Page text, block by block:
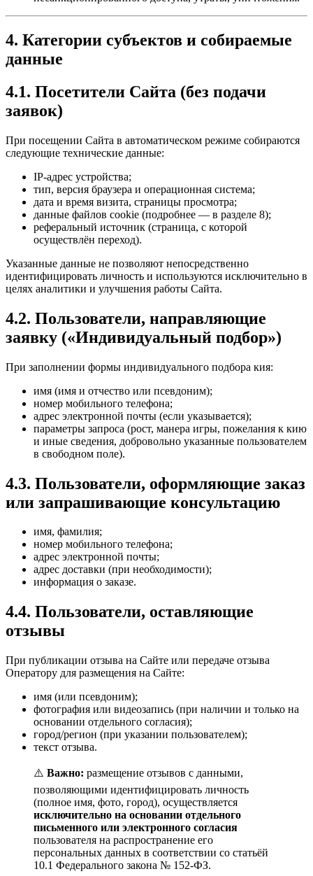
4. Категории субъектов и собираемые
данные
4.1. Посетители Сайта (без подачи
заявок)
При посещении Сайта в автоматическом режиме собираются
следующие технические данные:
IP-адрес устройства;
тип, версия браузера и операционная система;
дата и время визита, страницы просмотра;
данные файлов cookie (подробнее — в разделе 8);
реферальный источник (страница, с которой
осуществлён переход).
Указанные данные не позволяют непосредственно
идентифицировать личность и используются исключительно в
целях аналитики и улучшения работы Сайта.
4.2. Пользователи, направляющие
заявку («Индивидуальный подбор»)
При заполнении формы индивидуального подбора кия:
имя (имя и отчество или псевдоним);
номер мобильного телефона;
адрес электронной почты (если указывается);
параметры запроса (рост, манера игры, пожелания к кию
и иные сведения, добровольно указанные пользователем
в свободном поле).
4.3. Пользователи, оформляющие заказ
или запрашивающие консультацию
имя, фамилия;
номер мобильного телефона;
адрес электронной почты;
адрес доставки (при необходимости);
информация о заказе.
4.4. Пользователи, оставляющие
отзывы
При публикации отзыва на Сайте или передаче отзыва
Оператору для размещения на Сайте:
имя (или псевдоним);
фотография или видеозапись (при наличии и только на
основании отдельного согласия);
город/регион (при указании пользователем);
текст отзыва.
⚠️ Важно: размещение отзывов с данными,
позволяющими идентифицировать личность
(полное имя, фото, город), осуществляется
исключительно на основании отдельного
письменного или электронного согласия
пользователя на распространение его
персональных данных в соответствии со статьёй
10.1 Федерального закона № 152-ФЗ.